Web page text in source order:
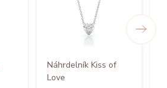
Náhrdelník Kiss of
Love